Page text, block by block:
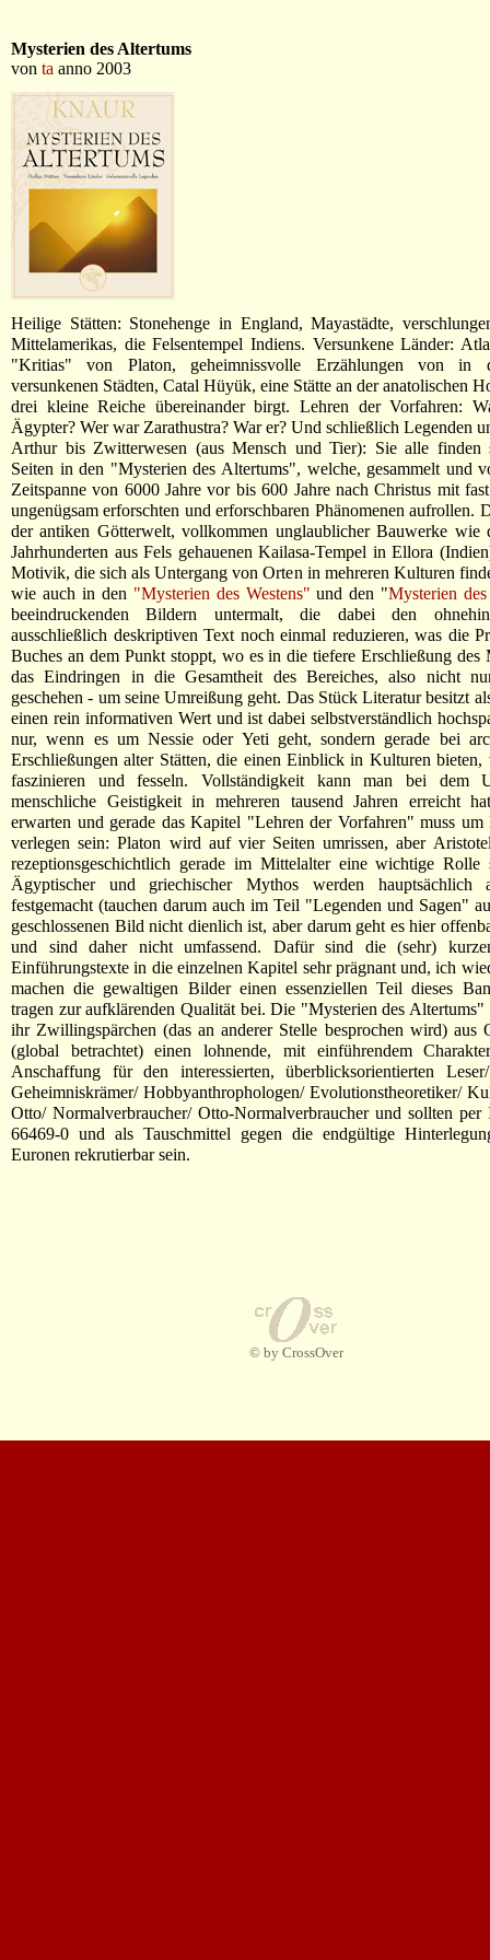
Mysterien des Altertums
von ta anno 2003
Heilige Stätten: Stonehenge in England, Mayastädte,
Mittelamerikas, die Felsentempel Indiens. Versunkene Länder:
"Kritias" von Platon, geheimnissvolle Erzählungen von in
versunkenen Städten, Catal Hüyük, eine Stätte an der anatolischen
drei kleine Reiche übereinander birgt. Lehren der Vorfahren:
Ägypter? Wer war Zarathustra? War er? Und schließlich Legenden
Arthur bis Zwitterwesen (aus Mensch und Tier): Sie alle finden
Seiten in den "Mysterien des Altertums", welche, gesammelt und
Zeitspanne von 6000 Jahre vor bis 600 Jahre nach Christus mit
ungenügsam erforschten und erforschbaren Phänomenen aufrollen.
der antiken Götterwelt, vollkommen unglaublicher Bauwerke wie
Jahrhunderten aus Fels gehauenen Kailasa-Tempel in Ellora
Motivik, die sich als Untergang von Orten in mehreren Kulturen
wie auch in den "Mysterien des Westens" und den "Mysterien
beeindruckenden Bildern untermalt, die dabei den
ausschließlich deskriptiven Text noch einmal reduzieren, was die
Buches an dem Punkt stoppt, wo es in die tiefere Erschließung des
das Eindringen in die Gesamtheit des Bereiches, also nicht
geschehen - um seine Umreißung geht. Das Stück Literatur besitzt
einen rein informativen Wert und ist dabei selbstverständlich
nur, wenn es um Nessie oder Yeti geht, sondern gerade bei
Erschließungen alter Stätten, die einen Einblick in Kulturen bieten,
faszinieren und fesseln. Vollständigkeit kann man bei dem
menschliche Geistigkeit in mehreren tausend Jahren erreicht
erwarten und gerade das Kapitel "Lehren der Vorfahren" muss um
verlegen sein: Platon wird auf vier Seiten umrissen, aber
rezeptionsgeschichtlich gerade im Mittelalter eine wichtige Rolle
Ägyptischer und griechischer Mythos werden hauptsächlich
festgemacht (tauchen darum auch im Teil "Legenden und Sagen"
geschlossenen Bild nicht dienlich ist, aber darum geht es hier
und sind daher nicht umfassend. Dafür sind die (sehr)
Einführungstexte in die einzelnen Kapitel sehr prägnant und, ich
machen die gewaltigen Bilder einen essenziellen Teil dieses
tragen zur aufklärenden Qualität bei. Die "Mysterien des Altertums"
ihr Zwillingspärchen (das an anderer Stelle besprochen wird) aus
(global betrachtet) einen lohnende, mit einführendem
Anschaffung für den interessierten, überblicksorientierten
Geheimniskrämer/ Hobbyanthrophologen/ Evolutionstheoretiker/
Otto/ Normalverbraucher/ Otto-Normalverbraucher und sollten
66469-0 und als Tauschmittel gegen die endgültige
Euronen rekrutierbar sein.
© by CrossOver